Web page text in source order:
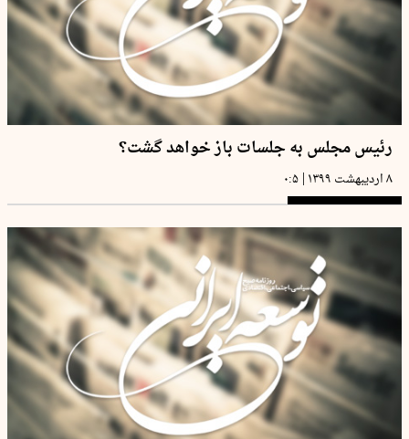
رئیس مجلس به جلسات باز خواهد گشت؟
۸ اردیبهشت ۱۳۹۹ | ۰:۵